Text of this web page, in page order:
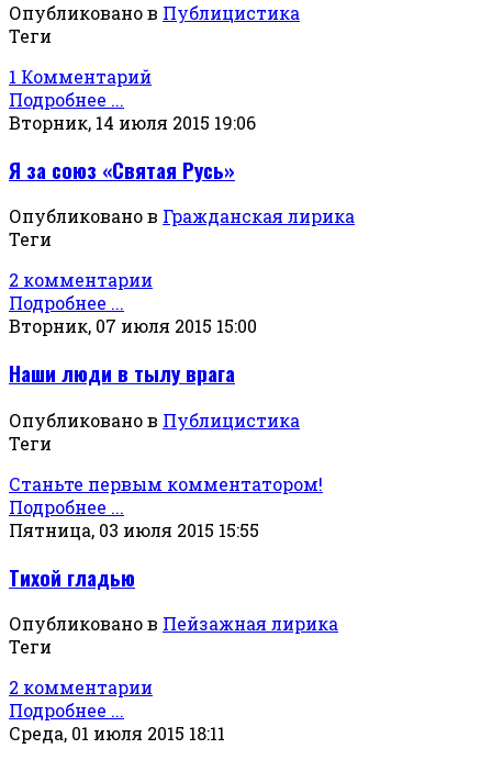
Опубликовано в Публицистика
Теги
1 Комментарий
Подробнее ...
Вторник, 14 июля 2015 19:06
Я за союз «Святая Русь»
Опубликовано в Гражданская лирика
Теги
2 комментарии
Подробнее ...
Вторник, 07 июля 2015 15:00
Наши люди в тылу врага
Опубликовано в Публицистика
Теги
Станьте первым комментатором!
Подробнее ...
Пятница, 03 июля 2015 15:55
Тихой гладью
Опубликовано в Пейзажная лирика
Теги
2 комментарии
Подробнее ...
Среда, 01 июля 2015 18:11